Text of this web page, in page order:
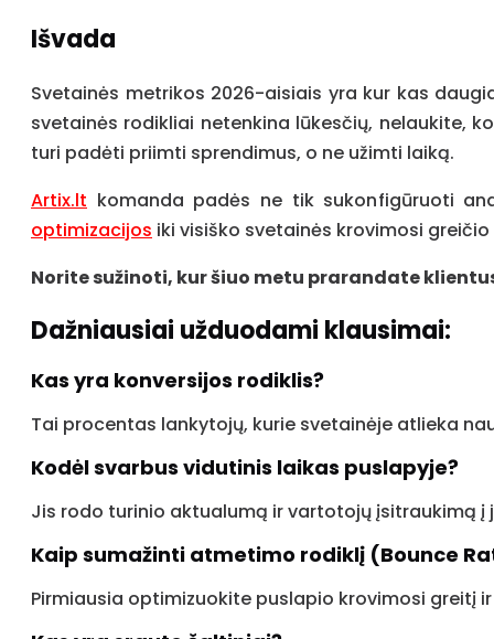
Išvada
Svetainės metrikos 2026-aisiais yra kur kas
svetainės rodikliai netenkina lūkesčių, nelaukite,
turi padėti priimti sprendimus, o ne užimti laiką.
Artix.lt komanda padės ne tik sukonfigūruoti
optimizacijos iki visiško svetainės krovimosi
Norite sužinoti, kur šiuo metu prarandate
Dažniausiai užduodami klausimai:
Kas yra konversijos rodiklis?
Tai procentas lankytojų, kurie svetainėje atlieka
Kodėl svarbus vidutinis laikas puslapyje?
Jis rodo turinio aktualumą ir vartotojų įsitraukimą į
Kaip sumažinti atmetimo rodiklį (Bounce
Pirmiausia optimizuokite puslapio krovimosi greitį